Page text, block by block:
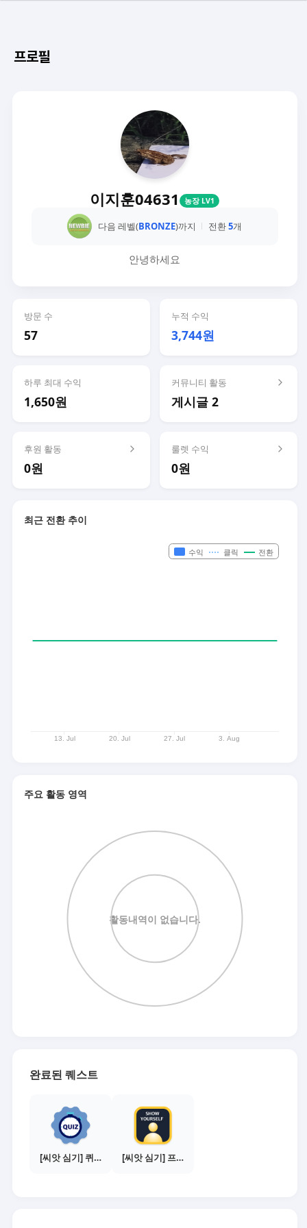
프로필
이지훈04631 농장 LV1
다음 레벨(BRONZE)까지 전환5개
안녕하세요
방문 수
57
누적 수익
3,744원
하루 최대 수익
1,650원
커뮤니티 활동
게시글 2
후원 활동
0원
룰렛 수익
0원
최근 전환 추이
주요 활동 영역
완료된 퀘스트
[씨앗 심기] 퀴즈 참여하기 [씨앗 심기] 프로필 사진 등록하기